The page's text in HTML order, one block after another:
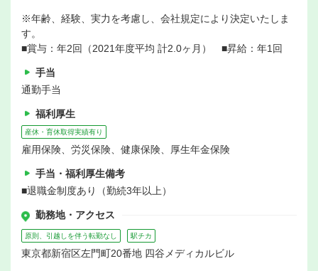
※年齢、経験、実力を考慮し、会社規定により決定いたしま
す。
■賞与：年2回（2021年度平均 計2.0ヶ月） ■昇給：年1回
手当
通勤手当
福利厚生
産休・育休取得実績有り
雇用保険、労災保険、健康保険、厚生年金保険
手当・福利厚生備考
■退職金制度あり（勤続3年以上）
勤務地・アクセス
原則、引越しを伴う転勤なし 駅チカ
東京都新宿区左門町20番地 四谷メディカルビル